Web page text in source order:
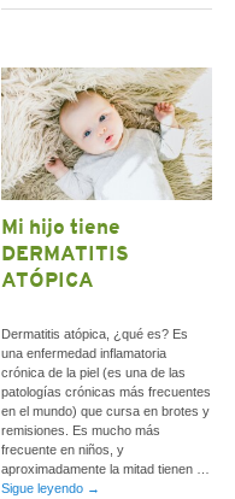
Mi hijo tiene
DERMATITIS
ATÓPICA
Dermatitis atópica, ¿qué es? Es
una enfermedad inflamatoria
crónica de la piel (es una de las
patologías crónicas más frecuentes
en el mundo) que cursa en brotes y
remisiones. Es mucho más
frecuente en niños, y
aproximadamente la mitad tienen …
Sigue leyendo →